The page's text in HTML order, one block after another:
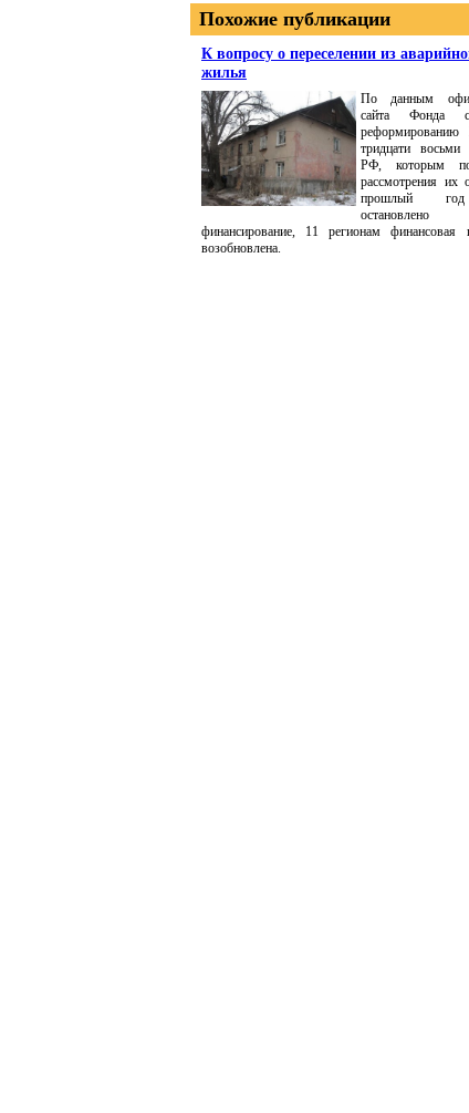
Похожие публикации
К вопросу о переселении из
жилья
По данным
сайта Фонда
тридцати восьми
РФ, которым
рассмотрения их
прошлый
остановлено
финансирование, 11 регионам финансовая
возобновлена.